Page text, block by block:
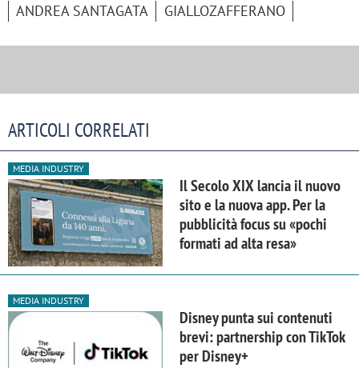
ANDREA SANTAGATA GIALLOZAFFERANO
ARTICOLI CORRELATI
MEDIA INDUSTRY
Il Secolo XIX lancia il nuovo
sito e la nuova app. Per la
pubblicità focus su «pochi
formati ad alta resa»
MEDIA INDUSTRY
Disney punta sui contenuti
brevi: partnership con TikTok
per Disney+